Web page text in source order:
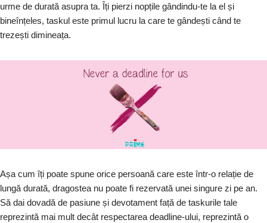
urme de durată asupra ta. Îți pierzi nopțile gândindu-te la el și
bineînțeles, taskul este primul lucru la care te gândești când te
trezești dimineața.
Așa cum îți poate spune orice persoană care este într-o relație de
lungă durată, dragostea nu poate fi rezervată unei singure zi pe an.
Să dai dovadă de pasiune și devotament față de taskurile tale
reprezintă mai mult decât respectarea deadline-ului, reprezintă o